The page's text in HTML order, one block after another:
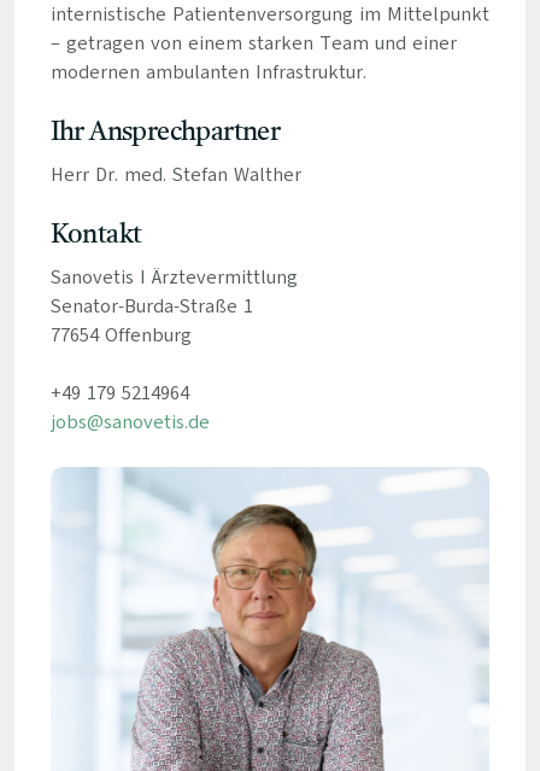
internistische Patientenversorgung im Mittelpunkt
– getragen von einem starken Team und einer
modernen ambulanten Infrastruktur.
Ihr Ansprechpartner
Herr Dr. med. Stefan Walther
Kontakt
Sanovetis I Ärztevermittlung
Senator-Burda-Straße 1
77654 Offenburg
+49 179 5214964
jobs@sanovetis.de